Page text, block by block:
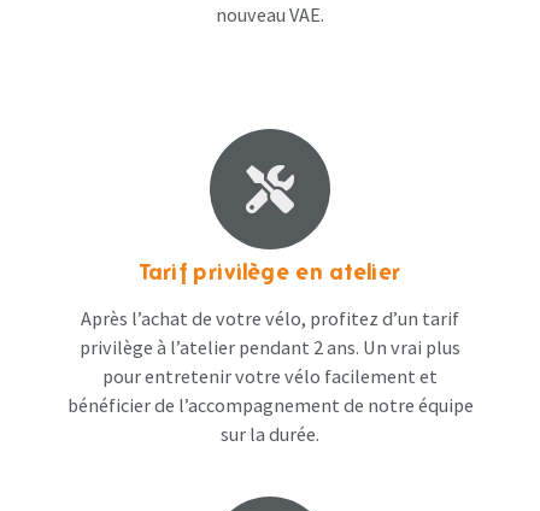
nouveau VAE.
Tarif privilège en atelier
Après l’achat de votre vélo, profitez d’un tarif
privilège à l’atelier pendant 2 ans. Un vrai plus
pour entretenir votre vélo facilement et
bénéficier de l’accompagnement de notre équipe
sur la durée.